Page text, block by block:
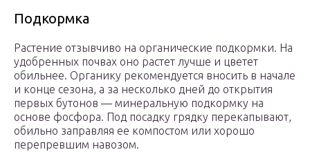
Подкормка
Растение отзывчиво на органические подкормки. На
удобренных почвах оно растет лучше и цветет
обильнее. Органику рекомендуется вносить в начале
и конце сезона, а за несколько дней до открытия
первых бутонов — минеральную подкормку на
основе фосфора. Под посадку грядку перекапывают,
обильно заправляя ее компостом или хорошо
перепревшим навозом.